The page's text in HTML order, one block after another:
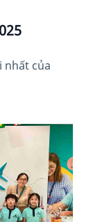
nhất của